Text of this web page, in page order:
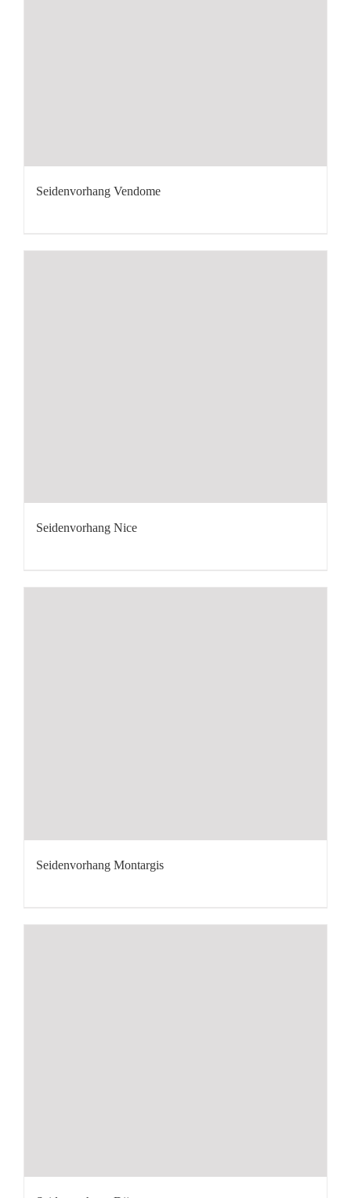
Seidenvorhang Vendome
Seidenvorhang Nice
Seidenvorhang Montargis